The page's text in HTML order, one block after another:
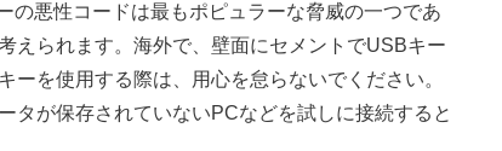
の悪性コードは最もポピュラーな脅威の一つであ
えられます。海外で、壁面にセメントでUSBキー
を使用する際は、用心を怠らないでください。
タが保存されていないPCなどを試しに接続すると